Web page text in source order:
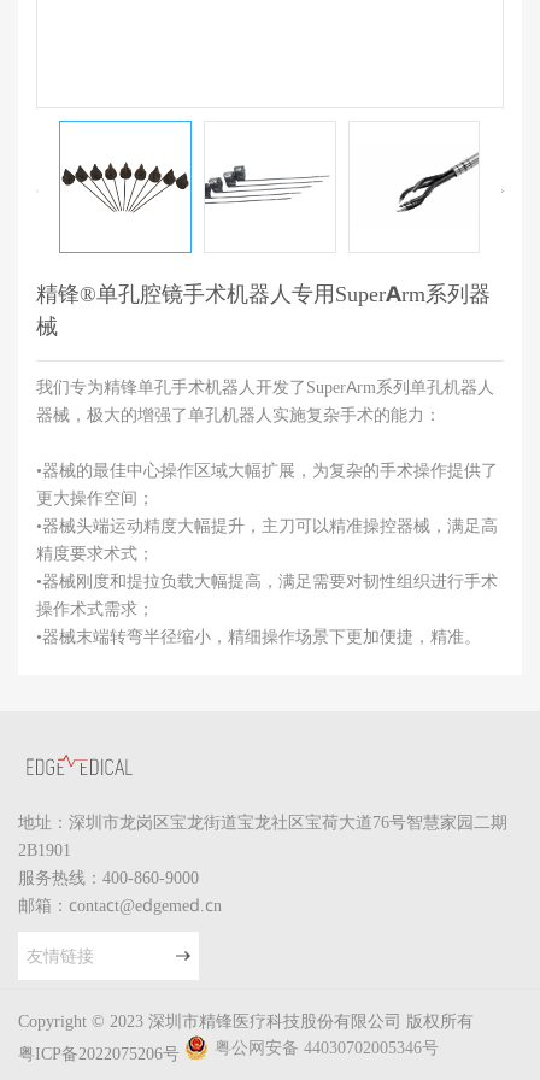
精锋®单孔腔镜手术机器人专用SuperArm系列器
械
我们专为精锋单孔手术机器人开发了SuperArm系列单孔机器人
器械，极大的增强了单孔机器人实施复杂手术的能力：
•器械的最佳中心操作区域大幅扩展，为复杂的手术操作提供了
更大操作空间；
•器械头端运动精度大幅提升，主刀可以精准操控器械，满足高
精度要求术式；
•器械刚度和提拉负载大幅提高，满足需要对韧性组织进行手术
操作术式需求；
•器械末端转弯半径缩小，精细操作场景下更加便捷，精准。
地址：深圳市龙岗区宝龙街道宝龙社区宝荷大道76号智慧家园二期
2B1901
服务热线：400-860-9000
邮箱：contact@edgemed.cn
友情链接
Copyright © 2023 深圳市精锋医疗科技股份有限公司 版权所有
粤ICP备2022075206号
粤公网安备 44030702005346号